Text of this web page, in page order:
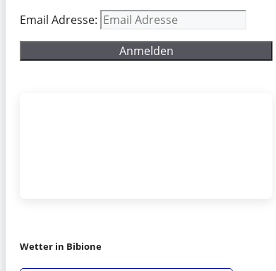
Email Adresse:
Wetter in Bibione